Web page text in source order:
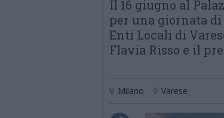
Il 16 giugno al
per una giornata
Enti Locali di
Flavia Risso e il
Milano Varese